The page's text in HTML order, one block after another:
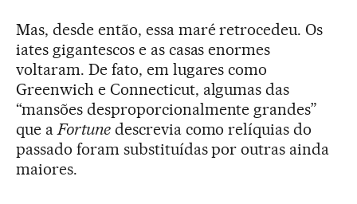
Mas, desde então, essa maré retrocedeu. Os
iates gigantescos e as casas enormes
voltaram. De fato, em lugares como
Greenwich e Connecticut, algumas das
“mansões desproporcionalmente grandes”
que aFortunedescrevia como relíquias do
passado foram substituídas por outras ainda
maiores.